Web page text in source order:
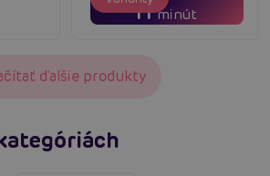
11 minút
ďalšie produkty